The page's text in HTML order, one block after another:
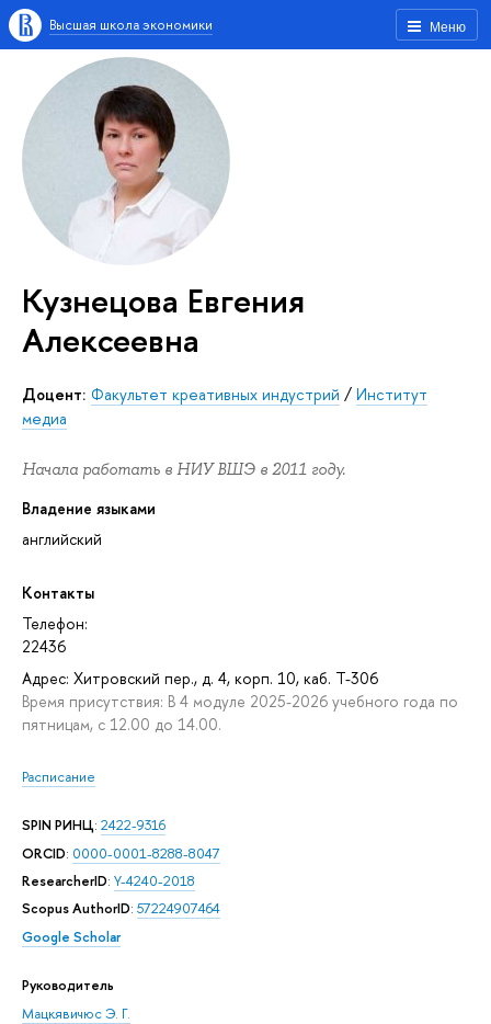
Меню
Высшая школа экономики
Кузнецова Евгения
Алексеевна
Доцент: Факультет креативных индустрий / Институт
медиа
Начала работать в НИУ ВШЭ в 2011 году.
Владение языками
английский
Контакты
Телефон:
22436
Адрес: Хитровский пер., д. 4, корп. 10, каб. T-306
Время присутствия: В 4 модуле 2025-2026 учебного года по
пятницам, с 12.00 до 14.00.
Расписание
SPIN РИНЦ: 2422-9316
ORCID: 0000-0001-8288-8047
ResearcherID: Y-4240-2018
Scopus AuthorID: 57224907464
Google Scholar
Руководитель
Мацкявичюс Э. Г.